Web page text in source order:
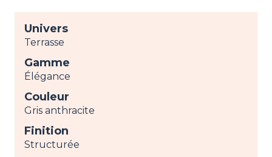
Univers
Terrasse
Gamme
Élégance
Couleur
Gris anthracite
Finition
Structurée